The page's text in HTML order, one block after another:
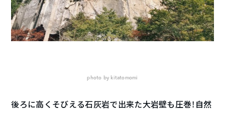
photo by kitatomomi
後ろに高くそびえる石灰岩で出来た大岩壁も圧巻！自然